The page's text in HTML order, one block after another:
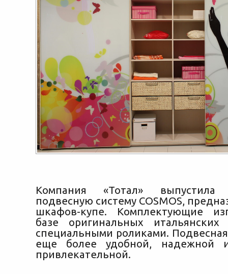
Компания «Тотал»
подвесную систему COSMOS,
шкафов-купе. Комплектующие
базе оригинальных
специальными роликами. Подвесная
еще более удобной,
привлекательной.